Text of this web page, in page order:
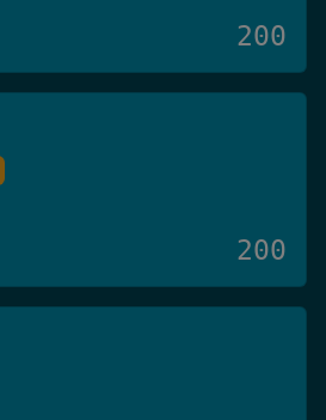
200
200